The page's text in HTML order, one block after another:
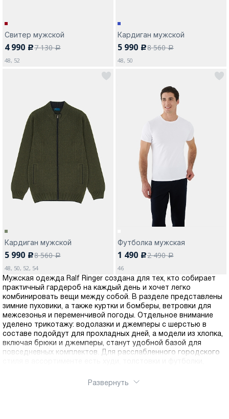
Свитер мужской
4 990 c7 130a
48, 52
Кардиган мужской
5 990 c8 560a
48, 50
Кардиган мужской
5 990 c8 560a
48, 50, 52, 54
Футболка мужская
1 490 c2 490a
46
Мужская одежда Ralf Ringer создана для тех, кто собирает
практичный гардероб на каждый день и хочет легко
комбинировать вещи между собой. В разделе представлены
зимние пуховики, а также куртки и бомберы, ветровки для
межсезонья и переменчивой погоды. Отдельное внимание
уделено трикотажу: водолазки и джемперы с шерстью в
составе подойдут для прохладных дней, а модели из хлопка,
включая брюки и джемперы, станут удобной базой для
повседневных комплектов. Для расслабленного городского
одежду по сезону, посадке и цвету, чтобы быстро собирать
Развернуть